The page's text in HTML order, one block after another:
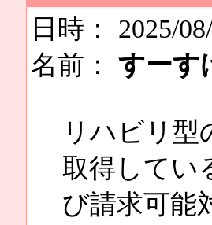
日時： 2025/
名前： すーす
リハビリ型
取得してい
び請求可能